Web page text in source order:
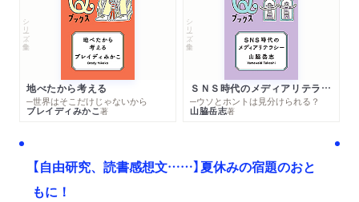
シリーズ・全集
地べたから考える
─世界はそこだけじゃないから
ブレイディみかこ著
シリーズ・全集
ＳＮＳ時代のメディアリテラシー
─ウソとホントは見分けられる？
山脇岳志著
【自由研究、読書感想文……】夏休みの宿題のおと
もに！